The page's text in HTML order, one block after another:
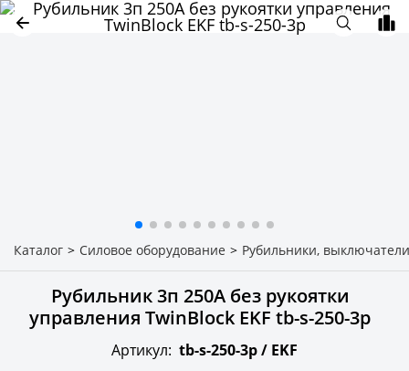
Каталог > Силовое оборудование > Рубильники,
Рубильник 3п 250А без рукоятки
управления TwinBlock EKF tb-s-250-3p
Артикул: tb-s-250-3p / EKF